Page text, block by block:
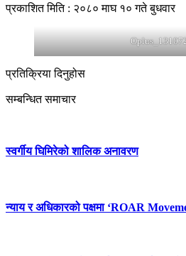
प्रकाशित मिति : २०८० माघ १० गते बुधवार
प्रतिक्रिया दिनुहोस
सम्बन्धित समाचार
स्वर्गीय घिमिरेको शालिक अनावरण
न्याय र अधिकारको पक्षमा ‘ROAR